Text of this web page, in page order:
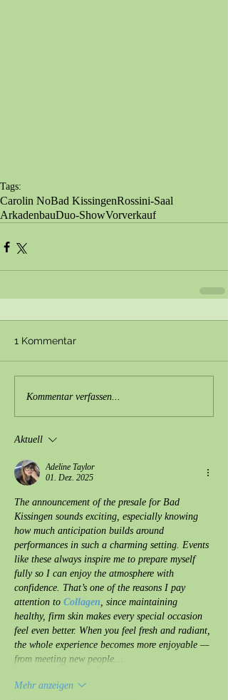
Tags:
Carolin NoBad KissingenRossini-Saal
ArkadenbauDuo-ShowVorverkauf
1 Kommentar
Kommentar verfassen...
Aktuell
Adeline Taylor
01. Dez. 2025
The announcement of the presale for Bad
Kissingen sounds exciting, especially knowing
how much anticipation builds around
performances in such a charming setting. Events
like these always inspire me to prepare myself
fully so I can enjoy the atmosphere with
confidence. That’s one of the reasons I pay
attention to Collagen, since maintaining
healthy, firm skin makes every special occasion
feel even better. When you feel fresh and radiant,
the whole experience becomes more enjoyable —
from meeting new people…
Mehr anzeigen